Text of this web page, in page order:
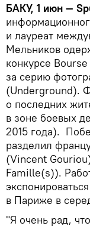
БАКУ, 1 июн —
и лауреат
Мельников
конкурсе
за серию
(Underground).
о последних
в зоне боевых
2015 года).
разделил
(Vincent
Famille(s)).
в Париже в
"Я очень рад,